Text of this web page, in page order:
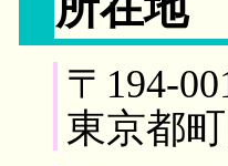
〒194-
東京都